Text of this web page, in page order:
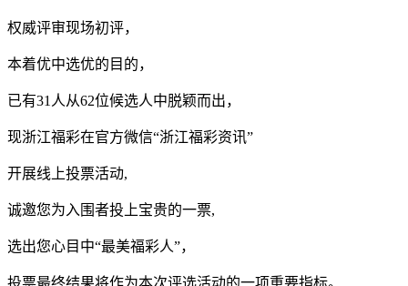
权威评审现场初评，
本着优中选优的目的，
已有31人从62位候选人中脱颖而出，
现浙江福彩在官方微信“浙江福彩资讯”
开展线上投票活动,
诚邀您为入围者投上宝贵的一票,
选出您心目中“最美福彩人”，
投票最终结果将作为本次评选活动的一项重要指标。